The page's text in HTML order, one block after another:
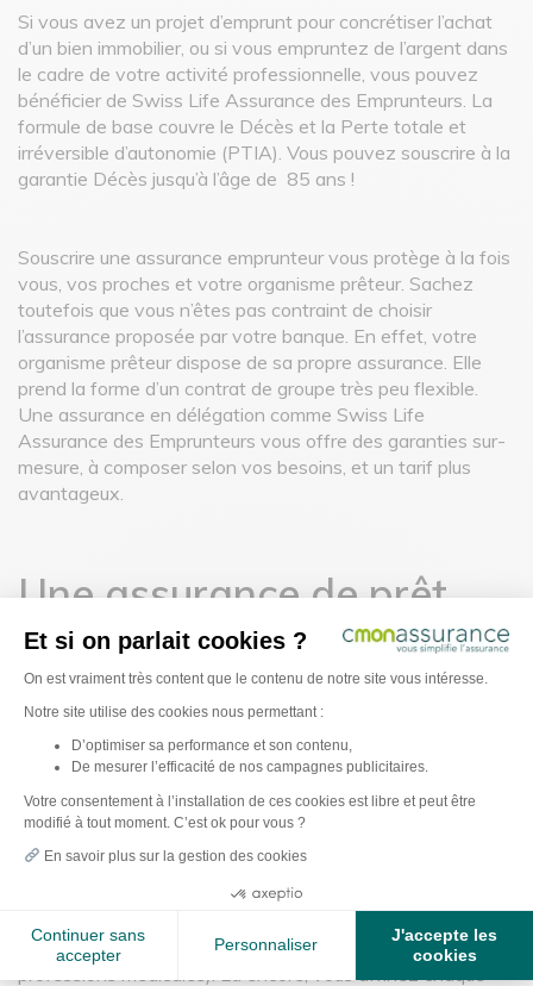
Si vous avez un projet d’emprunt pour concrétiser l’achat
d’un bien immobilier, ou si vous empruntez de l’argent dans
le cadre de votre activité professionnelle, vous pouvez
bénéficier de Swiss Life Assurance des Emprunteurs. La
formule de base couvre le Décès et la Perte totale et
irréversible d’autonomie (PTIA). Vous pouvez souscrire à la
garantie Décès jusqu’à l’âge de 85 ans !
Souscrire une assurance emprunteur vous protège à la fois
vous, vos proches et votre organisme prêteur. Sachez
toutefois que vous n’êtes pas contraint de choisir
l’assurance proposée par votre banque. En effet, votre
organisme prêteur dispose de sa propre assurance. Elle
prend la forme d’un contrat de groupe très peu flexible.
Une assurance en délégation comme Swiss Life
Assurance des Emprunteurs vous offre des garanties sur-
mesure, à composer selon vos besoins, et un tarif plus
avantageux.
Une assurance de prêt
haut de gamme
La base obligatoire de Swiss Life Assurance des
Emprunteurs comprend les garanties Décès et PTIA. Si
vous disparaissez ou subissez une perte totale et
irréversible d’autonomie, un capital est versé à la banque
selon la quotité choisie (le pourcentage du capital que vous
avez assuré) et le capital restant dû. Vous ou vos proches
êtes ainsi soulagés. D’autres garanties vous sont
proposées pour renforcer votre protection : Invalidité
permanente et totale (IPT), Incapacité temporaire de
Invalidité permanente professionnelle (IP Pro, pour les
Et si on parlait cookies ?
Plateforme de Gestion du Consentement :
On est vraiment très content que le contenu de notre site vous intéresse.
Notre site utilise des cookies nous permettant :
D’optimiser sa performance et son contenu,
De mesurer l’efficacité de nos campagnes publicitaires.
Votre consentement à l’installation de ces cookies est libre et peut être
modifié à tout moment. C’est ok pour vous ?
En savoir plus sur la gestion des cookies
Continuer sans
accepter
Personnaliser
J'accepte les
cookies